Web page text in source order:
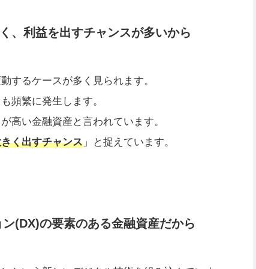
、利益を出すチャンスが多いから
するケースが多く見られます。
頻繁に発生します。
高い金融資産と言われています。
く出すチャンス」と捉えています。
(DX)の要素のある金融資産だから